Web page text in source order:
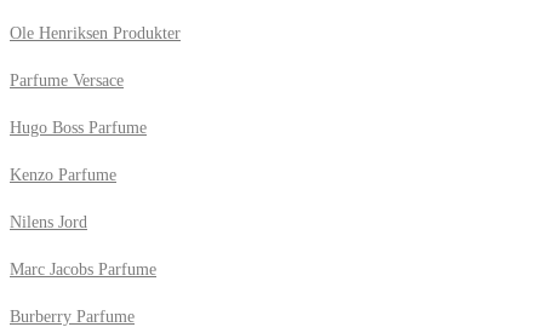
Ole Henriksen Produkter
Parfume Versace
Hugo Boss Parfume
Kenzo Parfume
Nilens Jord
Marc Jacobs Parfume
Burberry Parfume